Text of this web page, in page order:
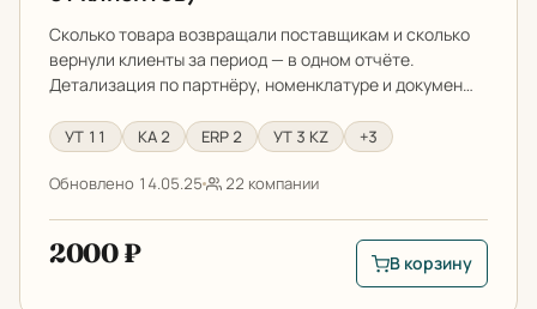
Сколько товара возвращали поставщикам и сколько
вернули клиенты за период — в одном отчёте.
Детализация по партнёру, номенклатуре и докумен…
УТ 11 КА 2 ERP 2 УТ 3 KZ +3
Обновлено 14.05.25 22 компании
2000 ₽
В корзину: Отчет
В корзину